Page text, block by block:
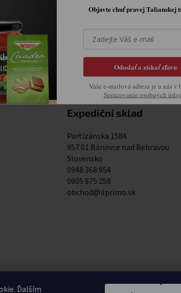
Ďalším

Ovládací prvky výpisu
Expediční sklad
Partizánska 1584
957 01 Bánovce nad Bebravou
Slovensko
0948 368 954
0905 875 258
obchod@ilprimo.sk
0948 368 954
Objavte chuť pravej Talianskej
Odoslať a získať zľavu
Vaše e-mailová adresa je u nás v
Spracovanie osobných